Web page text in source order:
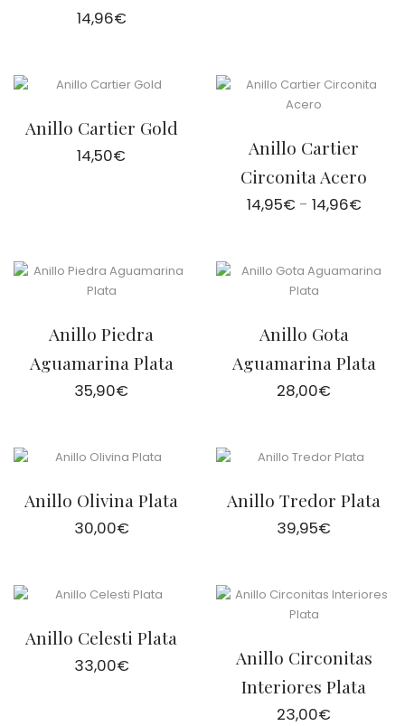
14,96€
Anillo Cartier Gold
14,50€
Anillo Cartier
Circonita Acero
14,95€ - 14,96€
Anillo Piedra
Aguamarina Plata
35,90€
Anillo Gota
Aguamarina Plata
28,00€
Anillo Olivina Plata
30,00€
Anillo Tredor Plata
39,95€
Anillo Celesti Plata
33,00€
Anillo Circonitas
Interiores Plata
23,00€